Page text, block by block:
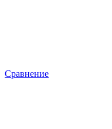
Сравнение